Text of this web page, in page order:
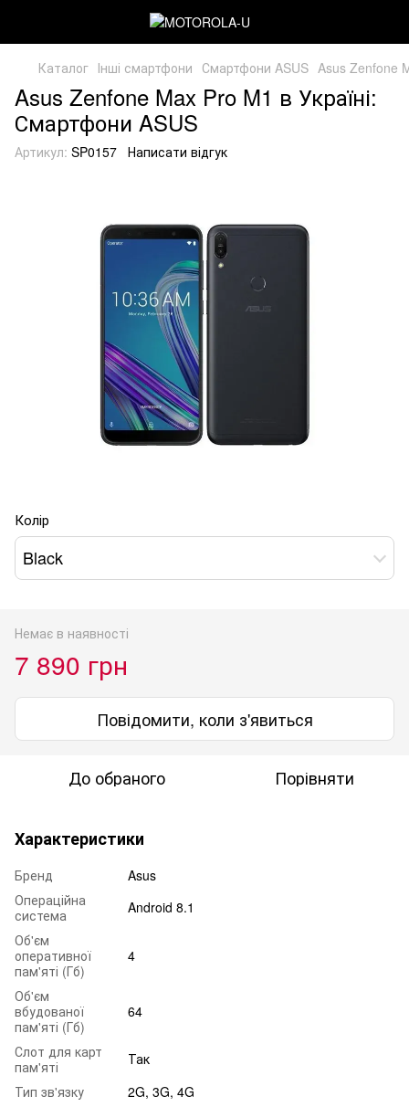
Каталог Інші смартфони Смартфони ASUS Asus Zenfone
Asus Zenfone Max Pro M1 в Україні:
Смартфони ASUS
Артикул: SP0157 Написати відгук
Колір
Black
Немає в наявності
7 890 грн
Повідомити, коли з'явиться
До обраного Порівняти
Характеристики
Бренд
Asus
Операційна
система
Android 8.1
Об'єм
оперативної
пам'яті (Гб)
4
Об'єм
вбудованої
пам'яті (Гб)
64
Слот для карт
пам'яті
Так
Тип зв'язку
2G, 3G, 4G